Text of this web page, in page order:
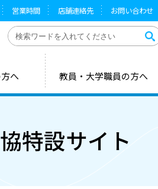
愛知県立芸術大学）
営業時間 店舗連絡先 お問い合わせ
へ 教員・大学職員の方へ
特設サイト